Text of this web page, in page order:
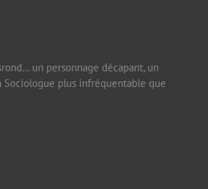
un personnage décapant, un
Sociologue plus infréquentable que